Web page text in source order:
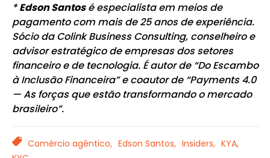
*Edson Santosé especialista em meios de
pagamento com mais de 25 anos de experiência.
Sócio da Colink Business Consulting, conselheiro e
advisor estratégico de empresas dos setores
financeiro e de tecnologia. É autor de “Do Escambo
à Inclusão Financeira” e coautor de “Payments 4.0
— As forças que estão transformando o mercado
brasileiro”.
TAGSComércio agêntico, Edson Santos, Insiders, KYA,